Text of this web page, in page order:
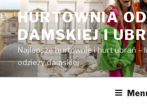
Przejdź
do
treści
HURTOWNIA
DAMSKIEJ I
Najlepsze hurtownie i hurt ubrań
odzieży damskiej